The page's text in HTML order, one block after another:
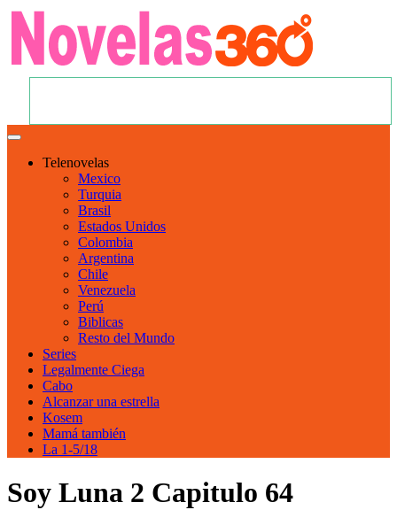
Telenovelas
Mexico
Turquia
Brasil
Estados Unidos
Colombia
Argentina
Chile
Venezuela
Perú
Biblicas
Resto del Mundo
Series
Legalmente Ciega
Cabo
Alcanzar una estrella
Kosem
Mamá también
La 1-5/18
Soy Luna 2 Capitulo 64